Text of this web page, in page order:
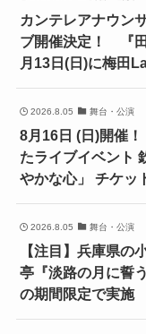
カンテレアナウン
ブ開催決定！ 『
月13日(日)に梅田
2026.8.05 舞台・公演
8月16日 (日)開催
たライブイベント
やかな心」 チケッ
2026.8.05 舞台・公演
【注目】兵庫県の
亭『淡路の月に誓
の期間限定で実施